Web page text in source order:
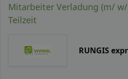
Mitarbeiter Verladung (m/
Teilzeit
RUNGIS